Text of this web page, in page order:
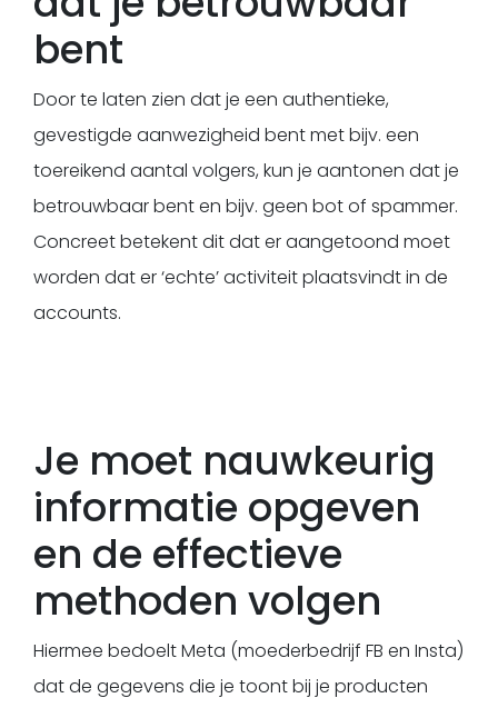
bent
Door te laten zien dat je een authentieke,
gevestigde aanwezigheid bent met bijv. een
toereikend aantal volgers, kun je aantonen dat je
betrouwbaar bent en bijv. geen bot of spammer.
Concreet betekent dit dat er aangetoond moet
worden dat er ‘echte’ activiteit plaatsvindt in de
accounts.
Je moet nauwkeurig
informatie opgeven
en de effectieve
methoden volgen
Hiermee bedoelt Meta (moederbedrijf FB en Insta)
dat de gegevens die je toont bij je producten